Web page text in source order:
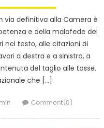
via definitiva alla Camera è
e della malafede del
nel testo, alle citazioni di
a destra e a sinistra, a
del taglio alle tasse.
che […]
Comment(0)